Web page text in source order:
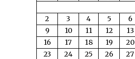
2
3 4 5 6
9
10 11 12 13
16
17 18 19 20
23
24 25 26 27